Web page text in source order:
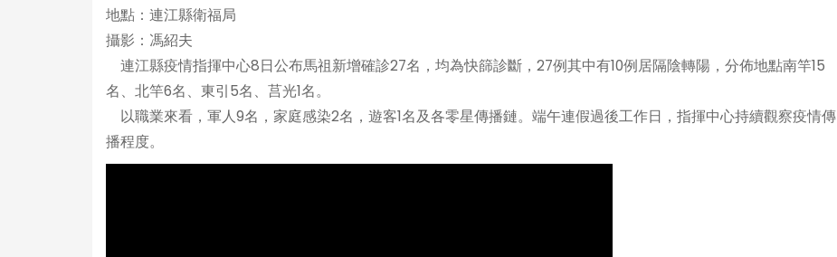
地點：連江縣衛福局
攝影：馮紹夫
連江縣疫情指揮中心8日公布馬祖新增確診27名，均為快篩診斷，27例其中有10例居隔陰轉陽，分佈地點南竿15
名、北竿6名、東引5名、莒光1名。
以職業來看，軍人9名，家庭感染2名，遊客1名及各零星傳播鏈。端午連假過後工作日，指揮中心持續觀察疫情傳
播程度。